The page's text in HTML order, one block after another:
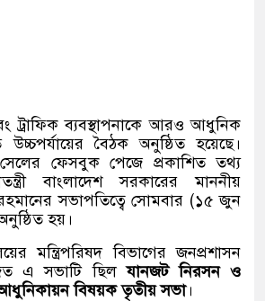
ট্রাফিক ব্যবস্থাপনাকে আরও আধুনিক
বৈঠক অনুষ্ঠিত হয়েছে।
ফেসবুক পেজে প্রকাশিত তথ্য
বাংলাদেশ সরকারের মাননীয়
রহমানের সভাপতিত্বে সোমবার (১৫ জুন
হয়।
মন্ত্রিপরিষদ বিভাগের জনপ্রশাসন
এ সভাটি ছিলযানজট নিরসন ও
আধুনিকায়ন বিষয়ক তৃতীয় সভা।